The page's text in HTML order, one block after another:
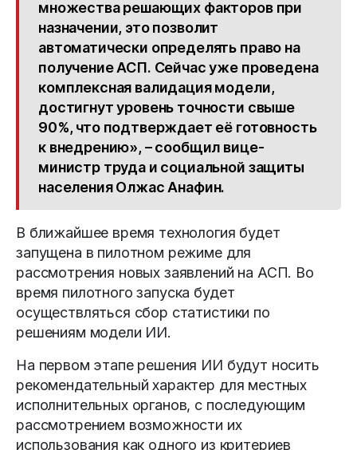
множества решающих факторов при
назначении, это позволит
автоматически определять право на
получение АСП. Сейчас уже проведена
комплексная валидация модели,
достигнут уровень точности свыше
90%, что подтверждает её готовность
к внедрению», – сообщил вице-
министр труда и социальной защиты
населения Олжас Анафин.
В ближайшее время технология будет
запущена в пилотном режиме для
рассмотрения новых заявлений на АСП. Во
время пилотного запуска будет
осуществляться сбор статистики по
решениям модели ИИ.
На первом этапе решения ИИ будут носить
рекомендательный характер для местных
исполнительных органов, с последующим
рассмотрением возможности их
использования как одного из критериев